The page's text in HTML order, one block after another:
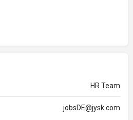
HR Team
jobsDE@jysk.com